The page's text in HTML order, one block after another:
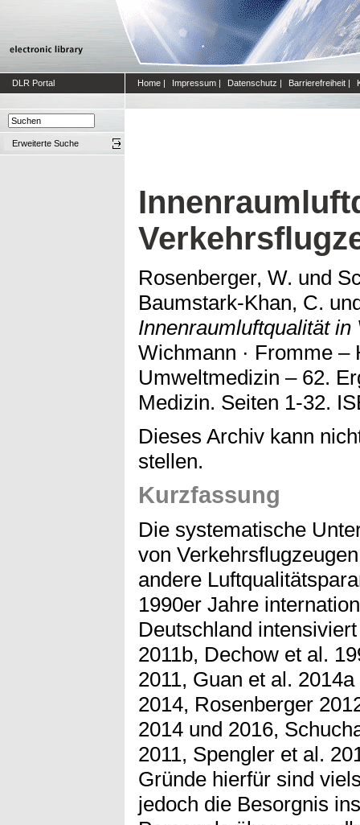
DLR Portal Home | Impressum | Datenschutz | Barrierefreiheit |
Erweiterte Suche
Rosenberger, W. und
Baumstark-Khan, C.
Innenraumluftqualität
Wichmann · Fromme –
Umweltmedizin – 62.
Medizin. Seiten 1-32.
Dieses Archiv kann
stellen.
Kurzfassung
Die systematische
von
andere
1990er Jahre
Deutschland
2011b, Dechow et al.
2011, Guan et al.
2014, Rosenberger
2014 und 2016,
2011, Spengler et al.
Gründe hierfür sind
jedoch die Besorgnis